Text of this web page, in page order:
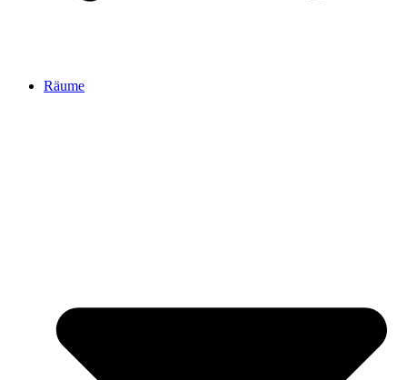
Räume